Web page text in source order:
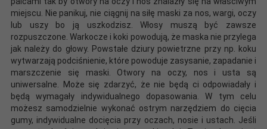
miejscu. Nie panikuj, nie ciągnij na siłę maski za nos, wargi, oczy
lub uszy bo ją uszkodzisz. Włosy muszą być zawsze
rozpuszczone. Warkocze i koki powodują, że maska nie przylega
jak należy do głowy. Powstałe dziury powietrzne przy np. koku
wytwarzają podciśnienie, które powoduje zasysanie, zapadanie i
marszczenie się maski. Otwory na oczy, nos i usta są
uniwersalne. Może się zdarzyć, że nie będą ci odpowiadały i
będą wymagały indywidualnego dopasowania. W tym celu
możesz samodzielnie wykonać ostrym narzędziem do cięcia
gumy, indywidualne docięcia przy oczach, nosie i ustach. Jeśli